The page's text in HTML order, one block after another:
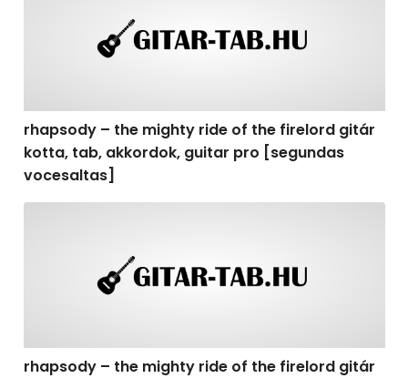
rhapsody – the mighty ride of the firelord gitár
kotta, tab, akkordok, guitar pro [segundas
vocesaltas]
rhapsody – the mighty ride of the firelord gitár